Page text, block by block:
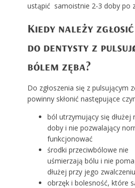
ustąpić samoistnie 2-3 doby po
Kiedy należy
do dentysty z
bólem zęba?
Do zgłoszenia się z pulsującym
powinny skłonić następujące
ból utrzymujący się dłużej
doby i nie pozwalający
funkcjonować
środki przeciwbólowe nie
uśmierzają bólu i nie
dłużej przy jego zwalczeniu
obrzęk i bolesność, które